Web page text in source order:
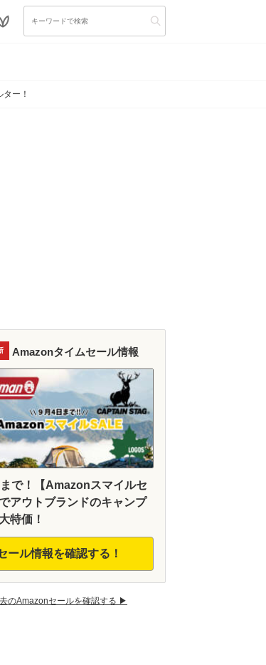
ー！
Amazonタイムセール情報
で！【Amazonスマイルセ
アウトブランドのキャンプ
特価！
ール情報を確認する！
のAmazonセールを確認する ▶︎